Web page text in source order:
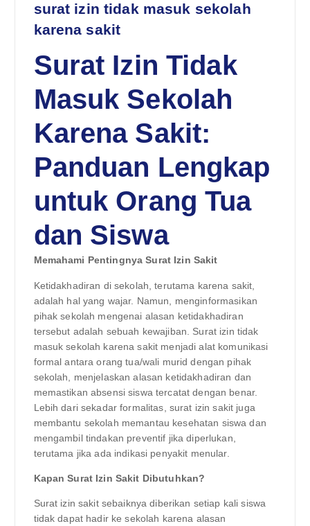
surat izin tidak masuk sekolah
karena sakit
Surat Izin Tidak
Masuk Sekolah
Karena Sakit:
Panduan Lengkap
untuk Orang Tua
dan Siswa
Memahami Pentingnya Surat Izin Sakit
Ketidakhadiran di sekolah, terutama karena sakit,
adalah hal yang wajar. Namun, menginformasikan
pihak sekolah mengenai alasan ketidakhadiran
tersebut adalah sebuah kewajiban. Surat izin tidak
masuk sekolah karena sakit menjadi alat komunikasi
formal antara orang tua/wali murid dengan pihak
sekolah, menjelaskan alasan ketidakhadiran dan
memastikan absensi siswa tercatat dengan benar.
Lebih dari sekadar formalitas, surat izin sakit juga
membantu sekolah memantau kesehatan siswa dan
mengambil tindakan preventif jika diperlukan,
terutama jika ada indikasi penyakit menular.
Kapan Surat Izin Sakit Dibutuhkan?
Surat izin sakit sebaiknya diberikan setiap kali siswa
tidak dapat hadir ke sekolah karena alasan